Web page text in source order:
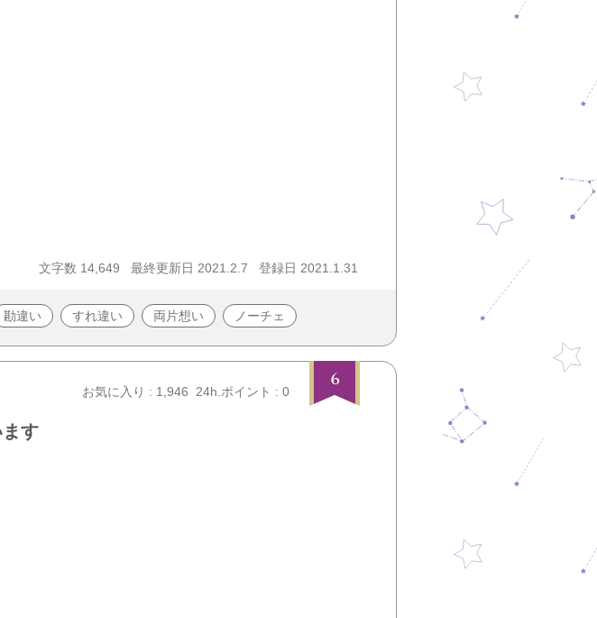
文字数 14,649 最終更新日 2021.2.7 登録日 2021.1.31
勘違い すれ違い 両片想い ノーチェ
6
お気に入り : 1,946 24h.ポイント : 0
す